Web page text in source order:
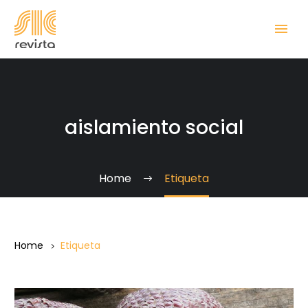
aislamiento social
Home Etiqueta
Home Etiqueta
La